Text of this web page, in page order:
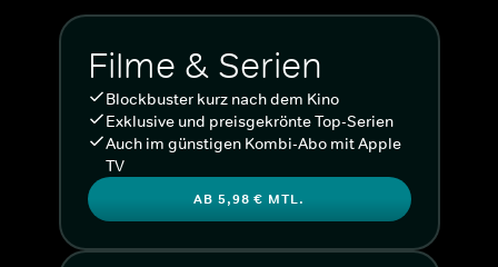
Filme & Serien
Blockbuster kurz nach dem Kino
Exklusive und preisgekrönte Top-Serien
Auch im günstigen Kombi-Abo mit Apple
TV
AB 5,98 € MTL.